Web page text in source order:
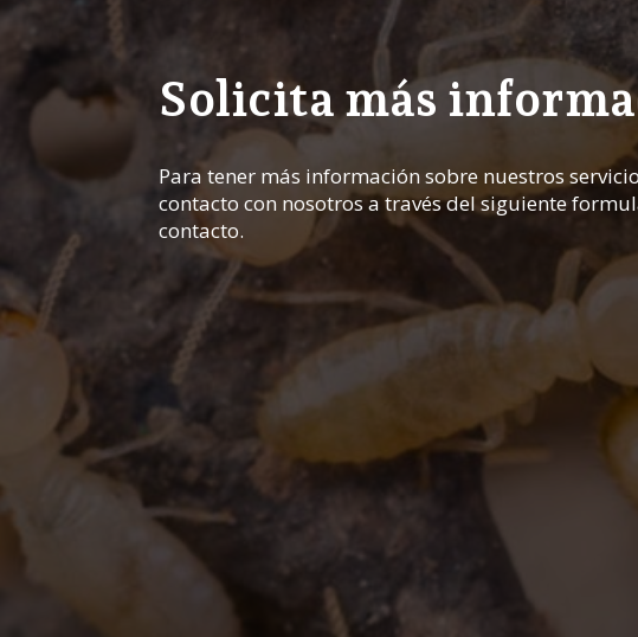
Solicita más
Para tener más información sobre nuestros
contacto con nosotros a través del siguiente
contacto.